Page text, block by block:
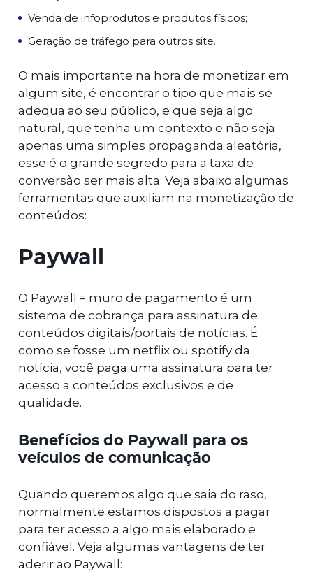
Venda de infoprodutos e produtos físicos;
Geração de tráfego para outros site.
O mais importante na hora de monetizar em
algum site, é encontrar o tipo que mais se
adequa ao seu público, e que seja algo
natural, que tenha um contexto e não seja
apenas uma simples propaganda aleatória,
esse é o grande segredo para a taxa de
conversão ser mais alta. Veja abaixo algumas
ferramentas que auxiliam na monetização de
conteúdos:
Paywall
O Paywall = muro de pagamento é um
sistema de cobrança para assinatura de
conteúdos digitais/portais de notícias. É
como se fosse um netflix ou spotify da
notícia, você paga uma assinatura para ter
acesso a conteúdos exclusivos e de
qualidade.
Benefícios do Paywall para os
veículos de comunicação
Quando queremos algo que saia do raso,
normalmente estamos dispostos a pagar
para ter acesso a algo mais elaborado e
confiável. Veja algumas vantagens de ter
aderir ao Paywall: